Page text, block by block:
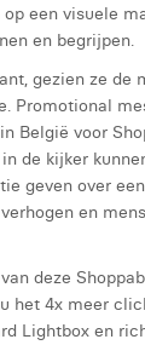
een visuele
en begrijpen.
gezien ze de
Promotional
België voor
de kijker
geven over
en
deze
het 4x meer
Lightbox en